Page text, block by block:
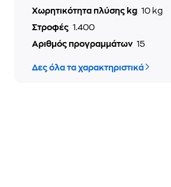
Χωρητικότητα πλύσης kg 10 kg
Στροφές 1.400
Αριθμός προγραμμάτων 15
Δες όλα τα χαρακτηριστικά